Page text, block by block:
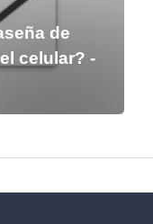
de
celular? -